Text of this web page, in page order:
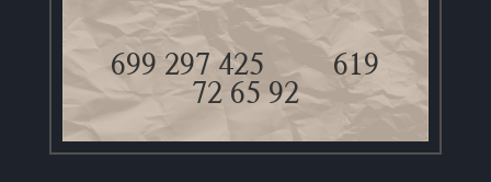
699 297 425619
72 65 92